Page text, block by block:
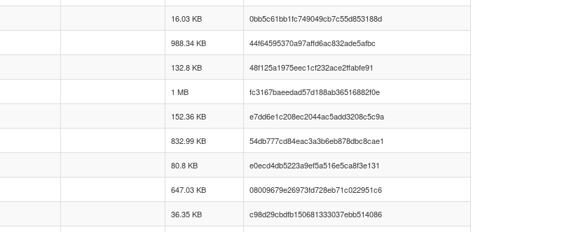
16.03 KB 0bb5c61bb1fc749049cb7c55d853188d
988.34 KB 44f64595370a97affd6ac832ade5afbc
132.8 KB 48f125a1975eec1cf232ace2ffabfe91
1 MB fc3167baeedad57d188ab36516882f0e
152.36 KB e7dd6e1c208ec2044ac5add3208c5c9a
832.99 KB 54db777cd84eac3a3b6eb878dbc8cae1
80.8 KB e0ecd4db5223a9ef5a516e5ca8f3e131
647.03 KB 08009679e26973fd728eb71c022951c6
36.35 KB c98d29cbdfb150681333037ebb514086